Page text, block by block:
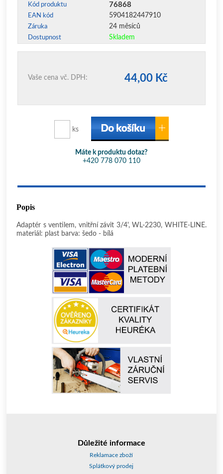
Kód produktu 76868
EAN kód 5904182447910
Záruka 24 měsíců
Dostupnost Skladem
Vaše cena vč. DPH: 44,00 Kč
ks
Máte k produktu dotaz?
+420 778 070 110
Popis
Adaptér s ventilem, vnitřní závit 3/4', WL-2230, WHITE-LINE.
materiál: plast barva: šedo - bílá
Důležité informace
Reklamace zboží
Splátkový prodej